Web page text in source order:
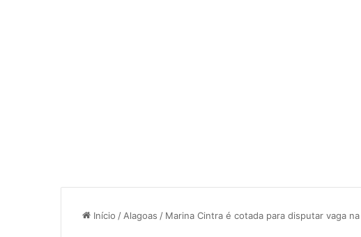
Início / Alagoas / Marina Cintra é cotada para disputar vaga